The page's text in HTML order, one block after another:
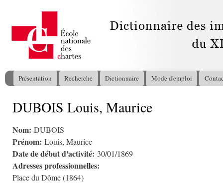
Menu principal
Présentation Recherche Dictionnaire Mode d'emploi
Vous êtes ici
DUBOIS Louis, Maurice
Nom: DUBOIS
Prénom: Louis, Maurice
Date de début d'activité: 30/01/1869
Adresses professionnelles:
Place du Dôme (1864)